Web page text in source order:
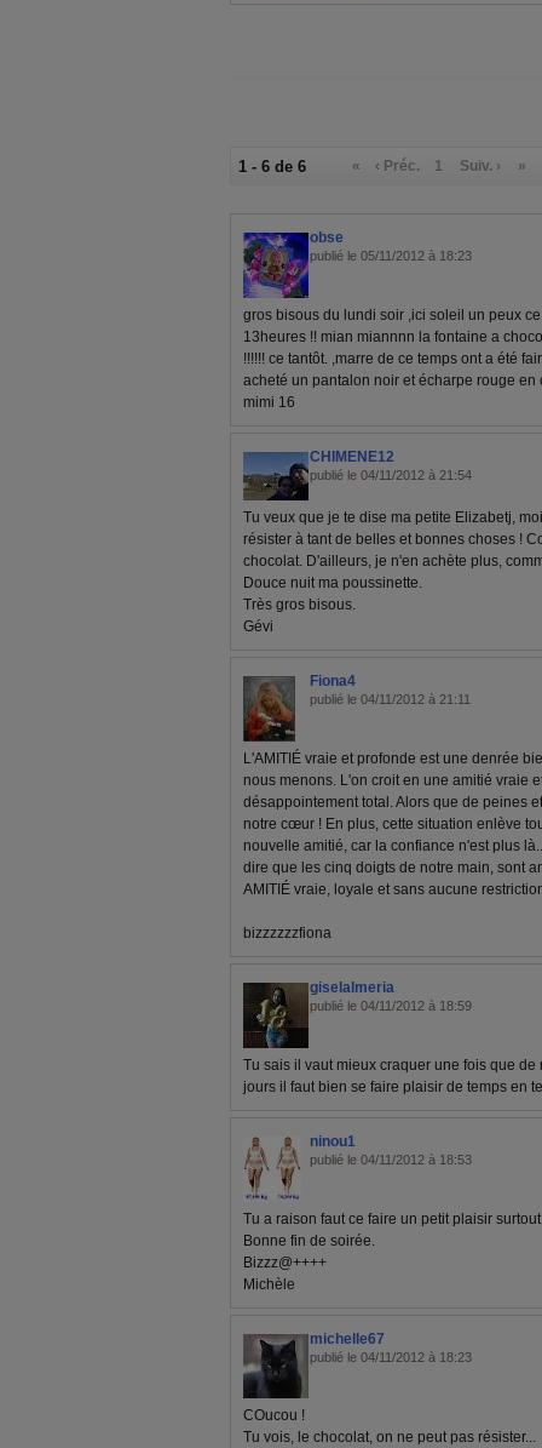
1 - 6 de 6 « ‹ Préc. 1 Suiv. › »
obse
publié le 05/11/2012 à 18:23
gros bisous du lundi soir ,ici soleil un peux
13heures !! mian miannnn la fontaine a
!!!!!! ce tantôt. ,marre de ce temps ont a été
acheté un pantalon noir et écharpe rouge en
mimi 16
CHIMENE12
publié le 04/11/2012 à 21:54
Tu veux que je te dise ma petite Elizabetj,
résister à tant de belles et bonnes choses !
chocolat. D'ailleurs, je n'en achète plus,
Douce nuit ma poussinette.
Très gros bisous.
Gévi
Fiona4
publié le 04/11/2012 à 21:11
L'AMITIÉ vraie et profonde est une denrée
nous menons. L'on croit en une amitié vraie
désappointement total. Alors que de peines
notre cœur ! En plus, cette situation enlève
nouvelle amitié, car la confiance n'est plus
dire que les cinq doigts de notre main, sont
AMITIÉ vraie, loyale et sans aucune
bizzzzzzfiona
giselalmeria
publié le 04/11/2012 à 18:59
Tu sais il vaut mieux craquer une fois que
jours il faut bien se faire plaisir de temps en
ninou1
publié le 04/11/2012 à 18:53
Tu a raison faut ce faire un petit plaisir
Bonne fin de soirée.
Bizzz@++++
Michèle
michelle67
publié le 04/11/2012 à 18:23
COucou !
Tu vois, le chocolat, on ne peut pas résister...